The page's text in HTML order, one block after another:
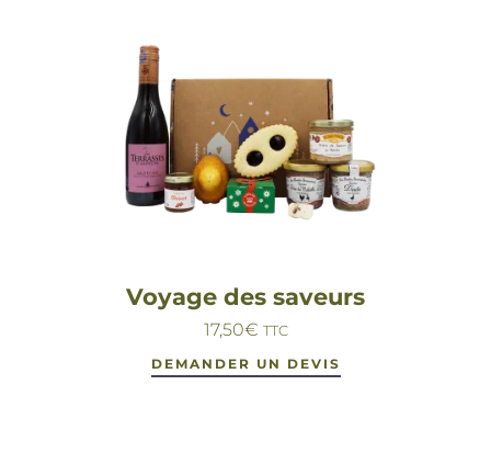
Voyage des saveurs
17,50€ TTC
DEMANDER UN DEVIS